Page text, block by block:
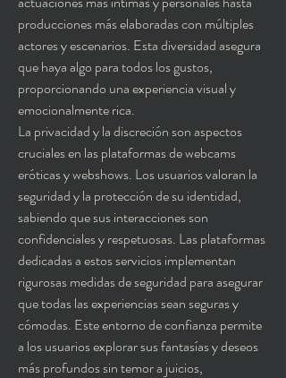
producciones más elaboradas con múltiples
actores y escenarios. Esta diversidad asegura
que haya algo para todos los gustos,
proporcionando una experiencia visual y
emocionalmente rica.
La privacidad y la discreción son aspectos
cruciales en las plataformas de webcams
eróticas y webshows. Los usuarios valoran la
seguridad y la protección de su identidad,
sabiendo que sus interacciones son
confidenciales y respetuosas. Las plataformas
dedicadas a estos servicios implementan
rigurosas medidas de seguridad para asegurar
que todas las experiencias sean seguras y
cómodas. Este entorno de confianza permite
a los usuarios explorar sus fantasías y deseos
más profundos sin temor a juicios,